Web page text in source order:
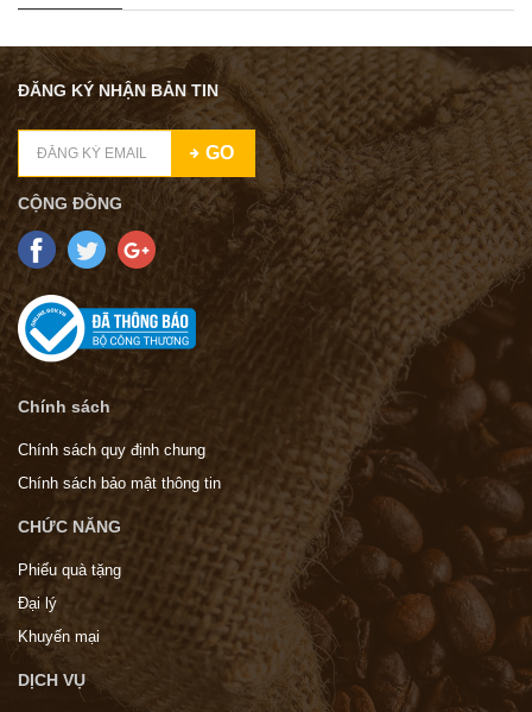
ĐĂNG KÝ NHẬN BẢN TIN
GO
CỘNG ĐỒNG
Chính sách
Chính sách quy định chung
Chính sách bảo mật thông tin
CHỨC NĂNG
Phiếu quà tặng
Đại lý
Khuyến mại
DỊCH VỤ